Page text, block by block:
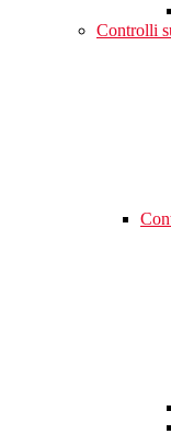
Controlli